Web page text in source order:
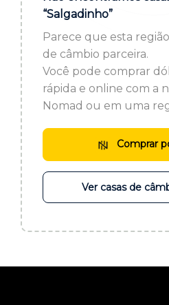
“Salgadinho”
Parece que esta
de câmbio parceira.
Você pode comprar
rápida e online com a
Nomad ou em uma
Comprar
Ver casas de